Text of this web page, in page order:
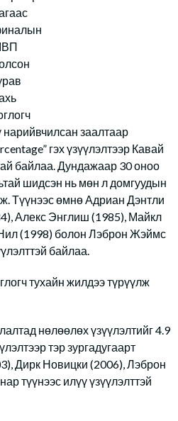
заалтаар
гэх үзүүлэлтээр Кавай
байлаа. Дундажаар 30 оноо
шидсэн нь мөн л домгуудын
Түүнээс өмнө Адриан Дэнтли
Алекс Энглиш (1985), Майкл
(1998) болон Лэброн Жэймс
байлаа.
тухайн жилдээ түрүүлж
нөлөөлөх үзүүлэлтийг 4.9
тэр зургадугаарт
Дирк Новицки (2006), Лэброн
түүнээс илүү үзүүлэлттэй